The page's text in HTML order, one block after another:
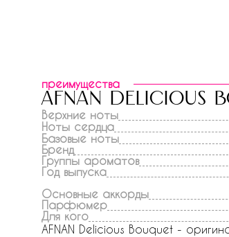
преимущества
afnan delicious
Верхние ноты
Ноты сердца
Базовые ноты
Бренд
Группы ароматов
Год выпуска
Основные аккорды
Парфюмер
Для кого
AFNAN Delicious Bouquet -